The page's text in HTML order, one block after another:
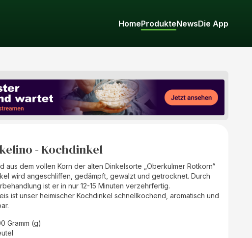
HomeProdukteNewsDie App
- Kochdinkel
aus dem vollen Korn der alten Dinkelsorte „Oberkulmer Rotkorn“
wird angeschliffen, gedämpft, gewalzt und getrocknet. Durch
ist er in nur 12-15 Minuten verzehrfertig.
ist unser heimischer Kochdinkel schnellkochend, aromatisch und
Gramm (g)